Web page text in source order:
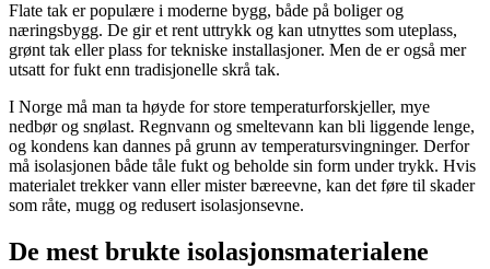
Flate tak er populære i moderne bygg, både på boliger og
næringsbygg. De gir et rent uttrykk og kan utnyttes som uteplass,
grønt tak eller plass for tekniske installasjoner. Men de er også mer
utsatt for fukt enn tradisjonelle skrå tak.
I Norge må man ta høyde for store temperaturforskjeller, mye
nedbør og snølast. Regnvann og smeltevann kan bli liggende lenge,
og kondens kan dannes på grunn av temperatursvingninger. Derfor
må isolasjonen både tåle fukt og beholde sin form under trykk. Hvis
materialet trekker vann eller mister bæreevne, kan det føre til skader
som råte, mugg og redusert isolasjonsevne.
De mest brukte isolasjonsmaterialene